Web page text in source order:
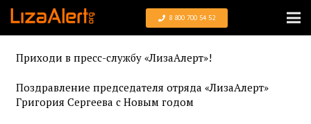
8 800 700 54 52
Приходи в пресс-службу «ЛизаАлерт»!
Поздравление председателя отряда «ЛизаАлерт»
Григория Сергеева с Новым годом